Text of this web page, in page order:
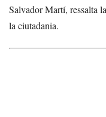
Salvador Martí, ressalta
la ciutadania.